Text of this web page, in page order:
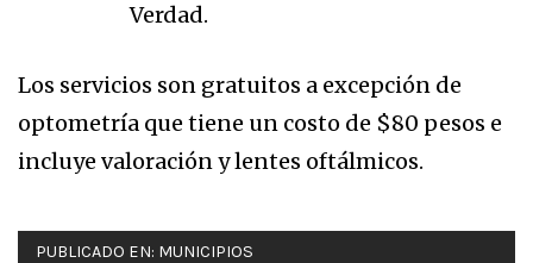
Verdad.
Los servicios son gratuitos a excepción de
optometría que tiene un costo de $80 pesos e
incluye valoración y lentes oftálmicos.
PUBLICADO EN: MUNICIPIOS